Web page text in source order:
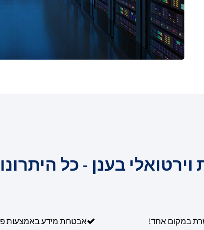
בענן - כל
אבטחת מידע באמצעות
במקום אחד!